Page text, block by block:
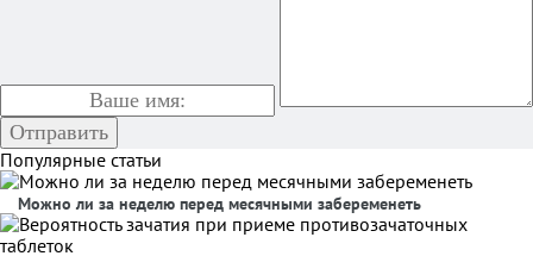
Популярные статьи
Можно ли за неделю перед месячными забеременеть